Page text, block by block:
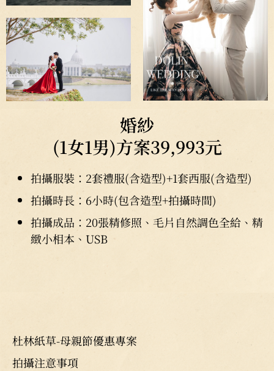
婚紗
(1女1男)方案39,993元
拍攝服裝：2套禮服(含造型)+1套西服(含造型)
拍攝時長：6小時(包含造型+拍攝時間)
拍攝成品：20張精修照、毛片自然調色全給、精
緻小相本、USB
杜林紙草-母親節優惠專案
拍攝注意事項